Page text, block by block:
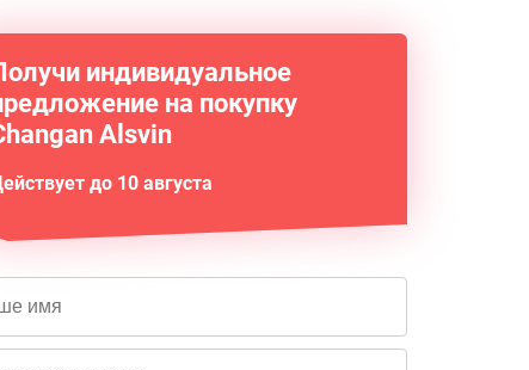
индивидуальное
на покупку
Alsvin
до 10 августа